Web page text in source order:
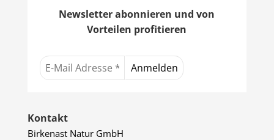
Newsletter abonnieren und von
Vorteilen profitieren
Kontakt
Birkenast Natur GmbH